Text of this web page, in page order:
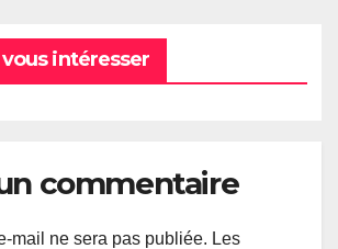
intéresser
commentaire
mail ne sera pas publiée. Les